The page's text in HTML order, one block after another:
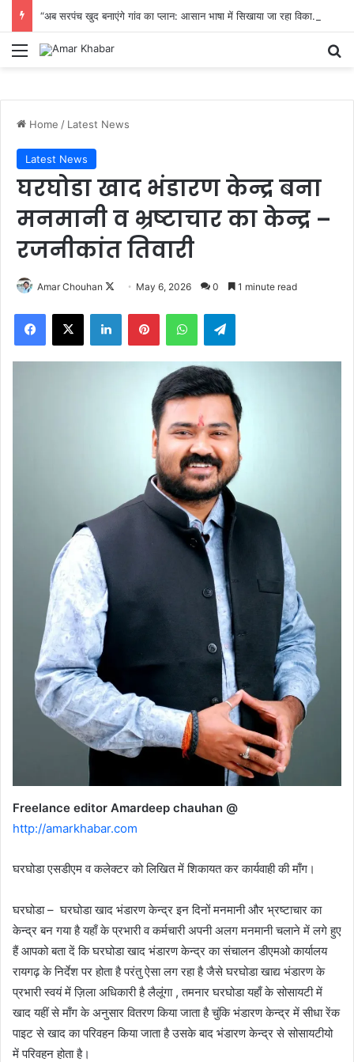
“अब सरपंच खुद बनाएंगे गांव का प्लान: आसान भाषा में सिखाया जा रहा विकास का पूरा तरीका”
Menu
Home / Latest News
Latest News
घरघोडा खाद भंडारण केन्द्र बना
मनमानी व भ्रष्टाचार का केन्द्र –
रजनीकांत तिवारी
Amar Chouhan
FollowMay 6, 2026 0 1 minute read
Facebook
X LinkedInPinterestWhatsAppTelegram
Freelance editor Amardeep chauhan @
http://amarkhabar.com
घरघोडा एसडीएम व कलेक्टर को लिखित में शिकायत कर कार्यवाही की माँग।
घरघोडा – घरघोडा खाद भंडारण केन्द्र इन दिनों मनमानी और भ्रष्टाचार का
केन्द्र बन गया है यहाँ के प्रभारी व कर्मचारी अपनी अलग मनमानी चलाने में लगे हुए
हैं आपको बता दें कि घरघोडा खाद भंडारण केन्द्र का संचालन डीएमओ कार्यालय
रायगढ़ के निर्देश पर होता है परंतु ऐसा लग रहा है जैसे घरघोडा खाद्य भंडारण के
प्रभारी स्वयं में ज़िला अधिकारी है लैलूंगा , तमनार घरघोडा यहाँ के सोसायटी में
खाद यहीं से माँग के अनुसार वितरण किया जाता है चुंकि भंडारण केन्द्र में सीधा रेंक
पाइट से खाद का परिवहन किया जाता है उसके बाद भंडारण केन्द्र से सोसायटीयो
में परिवहन होता है।